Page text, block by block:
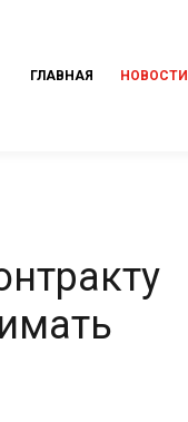
ГЛАВНАЯ НОВОСТИ